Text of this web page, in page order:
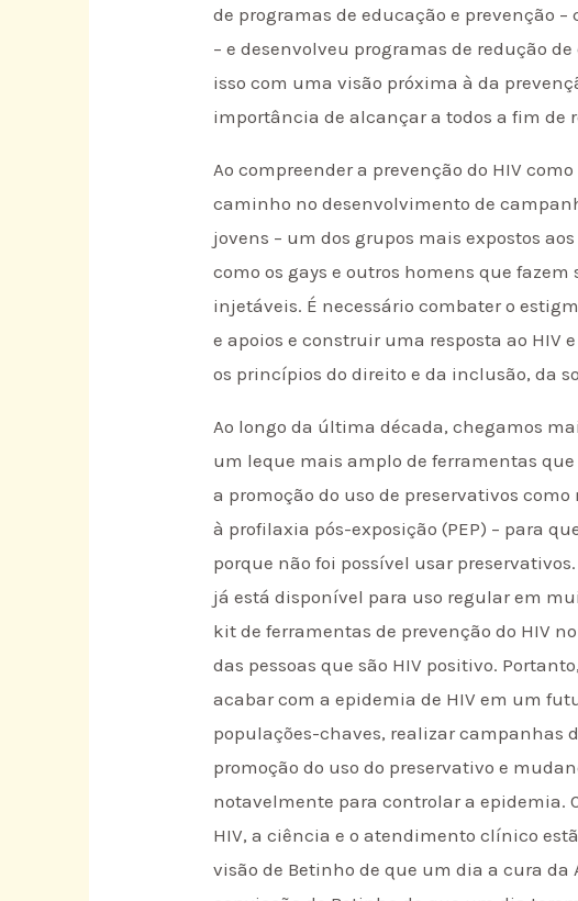
de programas de educação e prevenção
– e desenvolveu programas de redução
isso com uma visão próxima à da
importância de alcançar a todos a fim de
Ao compreender a prevenção do HIV
caminho no desenvolvimento de
jovens – um dos grupos mais expostos
como os gays e outros homens que
injetáveis. É necessário combater o
e apoios e construir uma resposta ao HIV
os princípios do direito e da inclusão, da
Ao longo da última década, chegamos
um leque mais amplo de ferramentas
a promoção do uso de preservativos
à profilaxia pós-exposição (PEP) – para
porque não foi possível usar
já está disponível para uso regular em
kit de ferramentas de prevenção do HIV
das pessoas que são HIV positivo.
acabar com a epidemia de HIV em um
populações-chaves, realizar campanhas
promoção do uso do preservativo e
notavelmente para controlar a epidemia.
HIV, a ciência e o atendimento clínico
visão de Betinho de que um dia a cura